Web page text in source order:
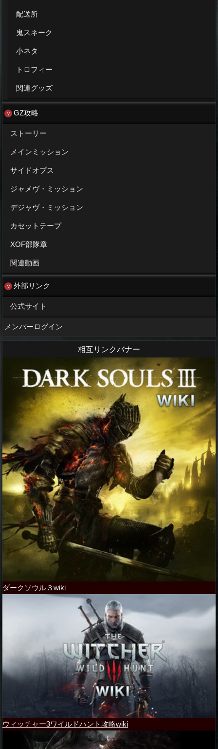
配送所
鬼スネーク
小ネタ
トロフィー
関連グッズ
GZ攻略
ストーリー
メインミッション
サイドオプス
ジャメヴ・ミッション
デジャヴ・ミッション
カセットテープ
XOF部隊章
関連動画
外部リンク
公式サイト
メンバーログイン
相互リンクバナー
ダークソウル３wiki
ウィッチャー3ワイルドハント攻略wiki